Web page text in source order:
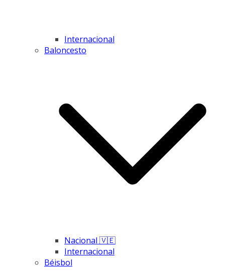
Internacional
Baloncesto
Nacional 🇻🇪
Internacional
Béisbol